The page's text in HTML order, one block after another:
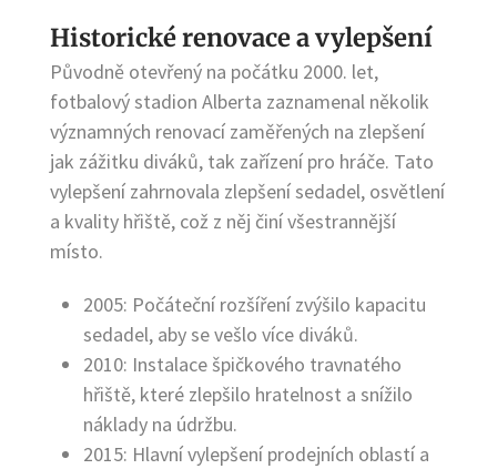
Historické renovace a vylepšení
Původně otevřený na počátku 2000. let,
fotbalový stadion Alberta zaznamenal několik
významných renovací zaměřených na zlepšení
jak zážitku diváků, tak zařízení pro hráče. Tato
vylepšení zahrnovala zlepšení sedadel, osvětlení
a kvality hřiště, což z něj činí všestrannější
místo.
2005: Počáteční rozšíření zvýšilo kapacitu
sedadel, aby se vešlo více diváků.
2010: Instalace špičkového travnatého
hřiště, které zlepšilo hratelnost a snížilo
náklady na údržbu.
2015: Hlavní vylepšení prodejních oblastí a